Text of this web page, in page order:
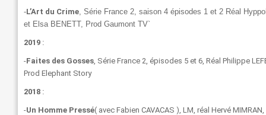
-L’Art du Crime, Série France 2, saison 4 épisodes 1 et 2 Réal
et Elsa BENETT, Prod Gaumont TV`
2019 :
-Faites des Gosses, Série France 2, épisodes 5 et 6, Réal Philippe
Prod Elephant Story
2018 :
-Un Homme Pressé( avec Fabien CAVACAS ), LM, réal Hervé